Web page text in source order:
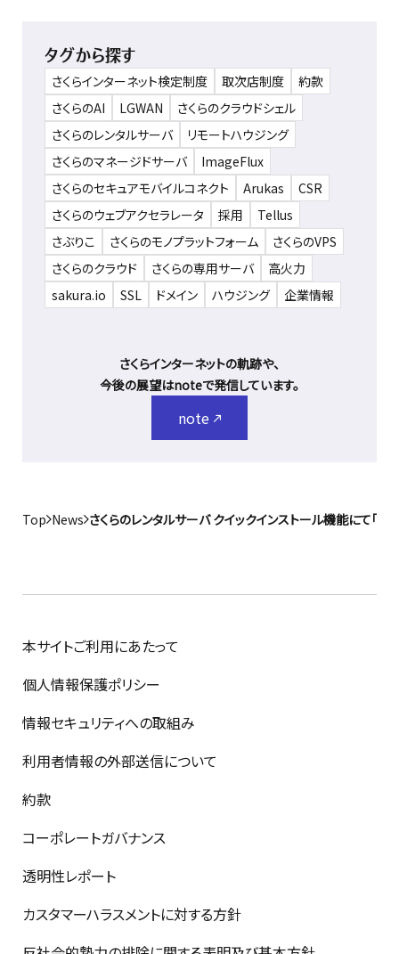
タグから探す
さくらインターネット検定制度 取次店制度
約款
さくらのAI
LGWAN
さくらのクラウドシェル
さくらのレンタルサーバ
リモートハウジング
さくらのマネージドサーバ
ImageFlux
さくらのセキュアモバイルコネクト
Arukas
CSR
さくらのウェブアクセラレータ
採用
Tellus
さぶりこ
さくらのモノプラットフォーム
さくらのVPS
さくらのクラウド
さくらの専用サーバ
高火力
sakura.io
SSL ドメイン ハウジング 企業情報
さくらインターネットの軌跡や、
今後の展望はnoteで発信しています。
note
Top News さくらのレンタルサーバ クイックインストール機能にて「
本サイトご利用にあたって
個人情報保護ポリシー
情報セキュリティへの取組み
利用者情報の外部送信について
約款
コーポレートガバナンス
透明性レポート
カスタマーハラスメントに対する方針